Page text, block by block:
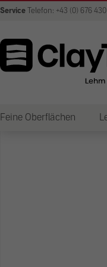
Service Telefon: +43 (0) 676
Feine Oberflächen